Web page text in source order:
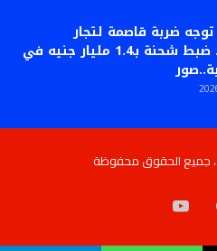
توجه ضربة قاصمة لتجار
المخدرات.. ضبط شحنة بـ1.4 مليار جنيه في
فيسبوك‫YouTube